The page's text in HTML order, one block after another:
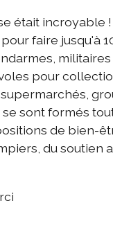
était incroyable
faire jusqu'à
militaires
pour
sont formés
de bien-
du soutien